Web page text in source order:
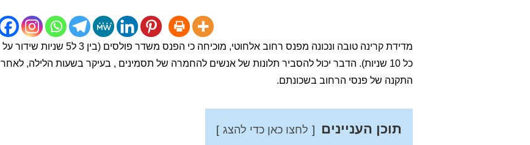
מדידת קרינה טובה ונכונה מפנס רחוב אלחוטי, מוכיחה כי הפנס משדר פולסים (בין 3 ל5 שניות שידור על
כל 10 שניות). הדבר יכול להסביר תלונות של אנשים להחמרה של תסמינים , בעיקר בשעות הלילה, לאחר
התקנה של פנסי הרחוב בשכונתם.
תוכן העניינים לחצו כאן כדי להצג